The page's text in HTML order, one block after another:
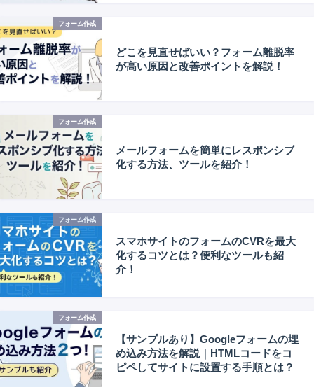
フォーム作成
どこを見直せばいい？フォーム離脱率
が高い原因と改善ポイントを解説！
フォーム作成
メールフォームを簡単にレスポンシブ
化する方法、ツールを紹介！
フォーム作成
スマホサイトのフォームのCVRを最大
化するコツとは？便利なツールも紹
介！
フォーム作成
【サンプルあり】Googleフォームの埋
め込み方法を解説｜HTMLコードをコ
ピペしてサイトに設置する手順とは？